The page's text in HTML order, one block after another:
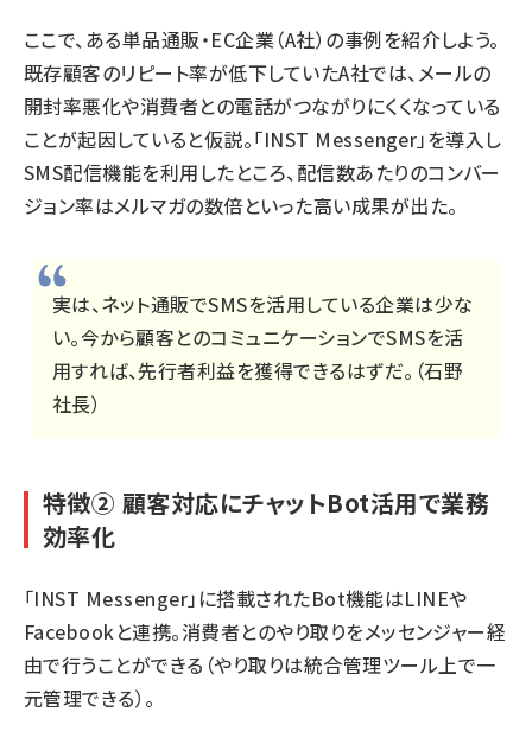
ここで、ある単品通販・EC企業（A社）の事例を紹介しよう。
既存顧客のリピート率が低下していたA社では、メールの
開封率悪化や消費者との電話がつながりにくくなっている
ことが起因していると仮説。「INST Messenger」を導入し
SMS配信機能を利用したところ、配信数あたりのコンバー
ジョン率はメルマガの数倍といった高い成果が出た。
実は、ネット通販でSMSを活用している企業は少な
い。今から顧客とのコミュニケーションでSMSを活
用すれば、先行者利益を獲得できるはずだ。（石野
社長）
特徴② 顧客対応にチャットBot活用で業務
効率化
「INST Messenger」に搭載されたBot機能はLINEや
Facebookと連携。消費者とのやり取りをメッセンジャー経
由で行うことができる（やり取りは統合管理ツール上で一
元管理できる）。